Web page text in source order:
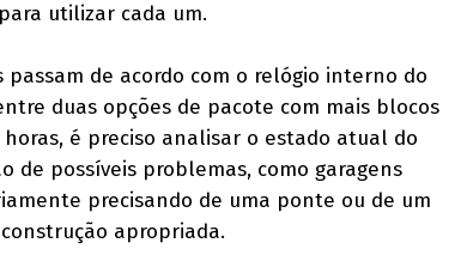
utilizar cada um.
de acordo com o relógio interno do
duas opções de pacote com mais blocos
é preciso analisar o estado atual do
de possíveis problemas, como garagens
precisando de uma ponte ou de um
apropriada.